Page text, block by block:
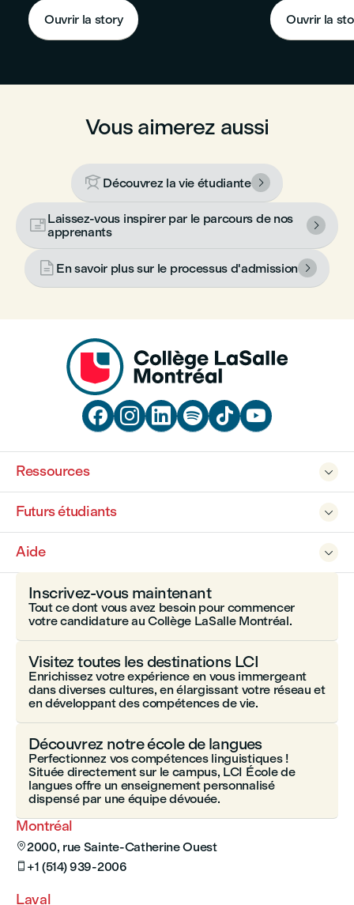
Ouvrir la story
Ouvrir la
Vous aimerez aussi
Découvrez la vie étudiante 
Laissez-vous inspirer par le parcours de nos
apprenants

 En savoir plus sur le processus d'admission 
     

Ressources

Futurs étudiants

Aide
Montréal
2000, rue Sainte-Catherine Ouest
 +1 (514) 939-2006
Laval
Inscrivez-vous maintenant
Tout ce dont vous avez besoin pour commencer
votre candidature au Collège LaSalle Montréal.
Visitez toutes les destinations LCI
Enrichissez votre expérience en vous immergeant
dans diverses cultures, en élargissant votre réseau et
en développant des compétences de vie.
Découvrez notre école de langues
Perfectionnez vos compétences linguistiques !
Située directement sur le campus, LCI École de
langues offre un enseignement personnalisé
dispensé par une équipe dévouée.